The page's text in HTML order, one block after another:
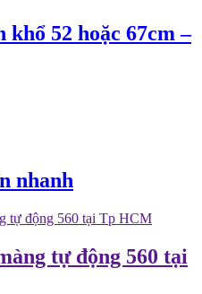
52 hoặc 67cm –
nhanh
tự động 560 tại